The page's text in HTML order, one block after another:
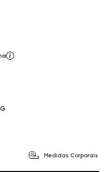
Medidas Corporais